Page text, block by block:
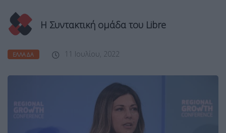
Η Συντακτική ομάδα του Libre
ΕΛΛΆΔΑ 11 Ιουλίου, 2022